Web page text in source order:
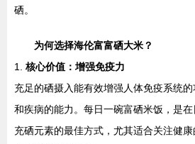
硒。
为何选择海伦富富硒大米？
1. 核心价值：增强免疫力
充足的硒摄入能有效增强人体免疫系统
和疾病的能力。每日一碗富硒米饭，是
充硒元素的最佳方式，尤其适合关注健